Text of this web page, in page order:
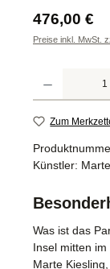
Regulärer Preis:
476,00 €
Preise inkl. MwSt.
Zum
Künstler:
Was ist das
Insel mitten
Marte